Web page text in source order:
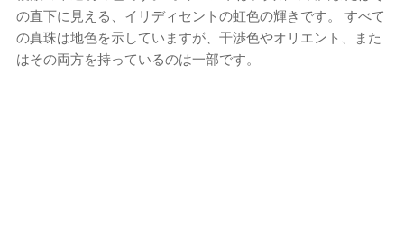
の直下に見える、イリディセントの虹色の輝きです。 すべて
の真珠は地色を示していますが、干渉色やオリエント、また
はその両方を持っているのは一部です。